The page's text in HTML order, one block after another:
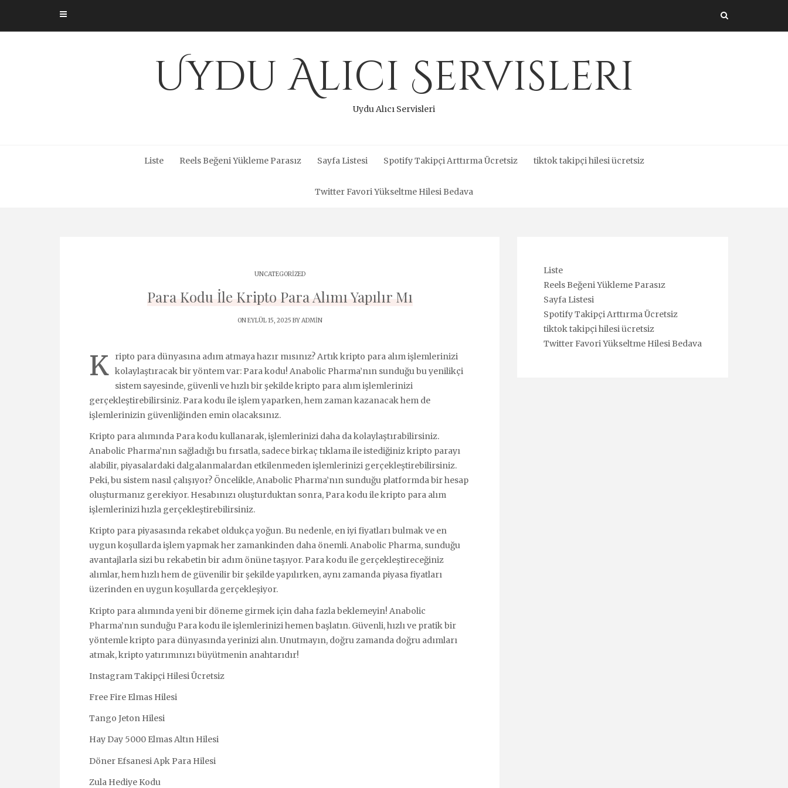
content
Uydu Alıcı Servisleri
Uydu Alıcı Servisleri
Liste Reels Beğeni Yükleme Parasız Sayfa Listesi Spotify Takipçi Arttırma Ücretsiz tiktok takipçi hilesi ücretsiz
Twitter Favori Yükseltme Hilesi Bedava
UNCATEGORIZED
Para Kodu İle Kripto Para Alımı Yapılır Mı
ON EYLÜL 15, 2025 BYADMIN
K
ripto para dünyasına adım atmaya hazır mısınız? Artık kripto para alım işlemlerinizi
kolaylaştıracak bir yöntem var: Para kodu! Anabolic Pharma’nın sunduğu bu yenilikçi
sistem sayesinde, güvenli ve hızlı bir şekilde kripto para alım işlemlerinizi
gerçekleştirebilirsiniz. Para kodu ile işlem yaparken, hem zaman kazanacak hem de
işlemlerinizin güvenliğinden emin olacaksınız.
Kripto para alımında Para kodu kullanarak, işlemlerinizi daha da kolaylaştırabilirsiniz.
Anabolic Pharma’nın sağladığı bu fırsatla, sadece birkaç tıklama ile istediğiniz kripto parayı
alabilir, piyasalardaki dalgalanmalardan etkilenmeden işlemlerinizi gerçekleştirebilirsiniz.
Peki, bu sistem nasıl çalışıyor? Öncelikle, Anabolic Pharma’nın sunduğu platformda bir hesap
oluşturmanız gerekiyor. Hesabınızı oluşturduktan sonra, Para kodu ile kripto para alım
işlemlerinizi hızla gerçekleştirebilirsiniz.
Kripto para piyasasında rekabet oldukça yoğun. Bu nedenle, en iyi fiyatları bulmak ve en
uygun koşullarda işlem yapmak her zamankinden daha önemli. Anabolic Pharma, sunduğu
avantajlarla sizi bu rekabetin bir adım önüne taşıyor. Para kodu ile gerçekleştireceğiniz
alımlar, hem hızlı hem de güvenilir bir şekilde yapılırken, aynı zamanda piyasa fiyatları
üzerinden en uygun koşullarda gerçekleşiyor.
Kripto para alımında yeni bir döneme girmek için daha fazla beklemeyin! Anabolic
Pharma’nın sunduğu Para kodu ile işlemlerinizi hemen başlatın. Güvenli, hızlı ve pratik bir
yöntemle kripto para dünyasında yerinizi alın. Unutmayın, doğru zamanda doğru adımları
atmak, kripto yatırımınızı büyütmenin anahtarıdır!
Instagram Takipçi Hilesi Ücretsiz
Free Fire Elmas Hilesi
Tango Jeton Hilesi
Hay Day 5000 Elmas Altın Hilesi
Döner Efsanesi Apk Para Hilesi
Zula Hediye Kodu
Liste
Reels Beğeni Yükleme Parasız
Sayfa Listesi
Spotify Takipçi Arttırma Ücretsiz
tiktok takipçi hilesi ücretsiz
Twitter Favori Yükseltme Hilesi Bedava